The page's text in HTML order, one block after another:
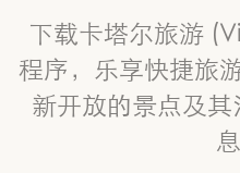
下载卡塔尔旅游
程序，乐享快捷旅
新开放的景点及